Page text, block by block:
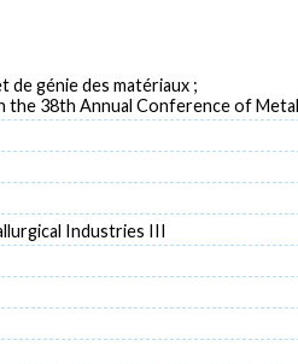
génie des matériaux ;
the 38th Annual Conference of
Industries III